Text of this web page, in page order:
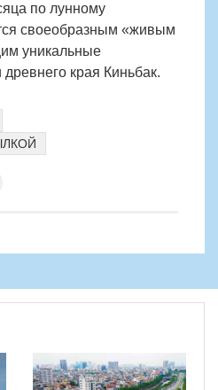
по лунному
своеобразным «живым
уникальные
края Киньбак.